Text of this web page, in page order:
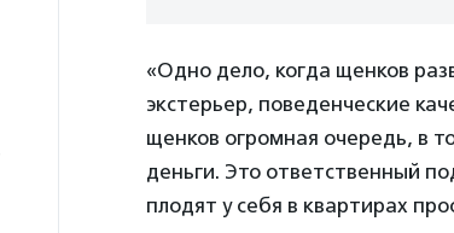
«Одно дело, когда щенков
экстерьер, поведенческие
щенков огромная очередь, в
деньги. Это ответственный
плодят у себя в квартирах